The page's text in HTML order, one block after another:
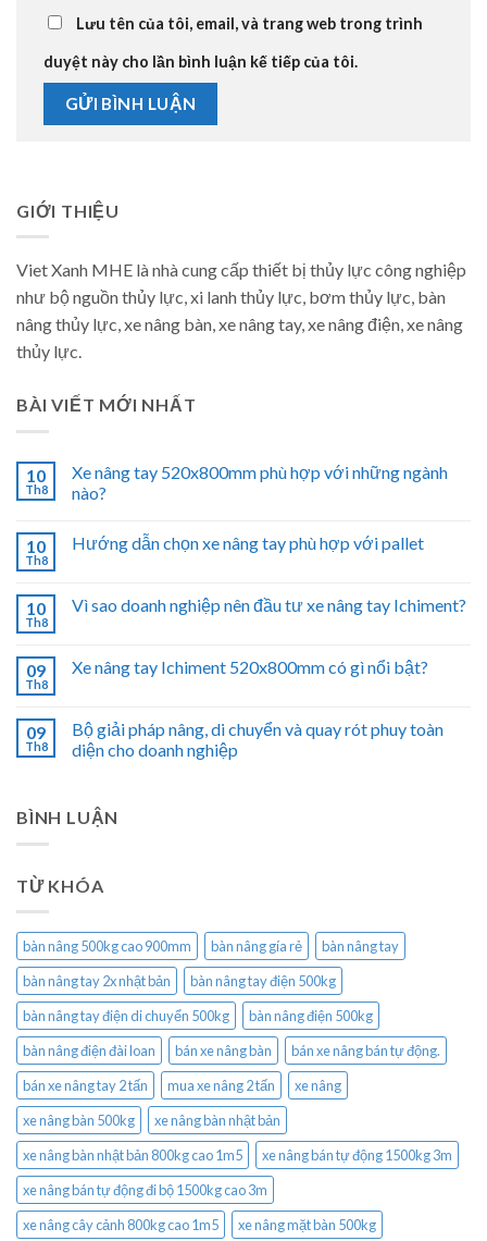
Lưu tên của tôi, email, và trang web trong trình
duyệt này cho lần bình luận kế tiếp của tôi.
GIỚI THIỆU
Viet Xanh MHE là nhà cung cấp thiết bị thủy lực công nghiệp
như bộ nguồn thủy lực, xi lanh thủy lực, bơm thủy lực, bàn
nâng thủy lực, xe nâng bàn, xe nâng tay, xe nâng điện, xe nâng
thủy lực.
BÀI VIẾT MỚI NHẤT
10
Th8
Xe nâng tay 520x800mm phù hợp với những ngành
nào?
10
Th8
Hướng dẫn chọn xe nâng tay phù hợp với pallet
10
Th8
Vì sao doanh nghiệp nên đầu tư xe nâng tay Ichiment?
09
Th8
Xe nâng tay Ichiment 520x800mm có gì nổi bật?
09
Th8
Bộ giải pháp nâng, di chuyển và quay rót phuy toàn
diện cho doanh nghiệp
BÌNH LUẬN
TỪ KHÓA
bàn nâng 500kg cao 900mm bàn nâng gía rẻ
bàn nâng tay
bàn nâng tay 2x nhật bản
bàn nâng tay điện 500kg
bàn nâng tay điện di chuyển 500kg
bàn nâng điện 500kg
bàn nâng điện đài loan
bán xe nâng bàn
bán xe nâng bán tự động.
bán xe nâng tay 2 tấn
mua xe nâng 2 tấn
xe nâng
xe nâng bàn 500kg
xe nâng bàn nhật bản
xe nâng bàn nhật bản 800kg cao 1m5
xe nâng bán tự động 1500kg 3m
xe nâng bán tự động đi bộ 1500kg cao 3m
xe nâng cây cảnh 800kg cao 1m5
xe nâng mặt bàn 500kg